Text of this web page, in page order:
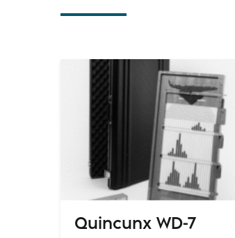
Quincunx WD-7